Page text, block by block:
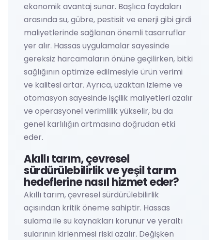
ekonomik avantaj sunar. Başlıca faydaları
arasında su, gübre, pestisit ve enerji gibi girdi
maliyetlerinde sağlanan önemli tasarruflar
yer alır. Hassas uygulamalar sayesinde
gereksiz harcamaların önüne geçilirken, bitki
sağlığının optimize edilmesiyle ürün verimi
ve kalitesi artar. Ayrıca, uzaktan izleme ve
otomasyon sayesinde işçilik maliyetleri azalır
ve operasyonel verimlilik yükselir, bu da
genel karlılığın artmasına doğrudan etki
eder.
Akıllı tarım, çevresel
sürdürülebilirlik ve yeşil tarım
hedeflerine nasıl hizmet eder?
Akıllı tarım, çevresel sürdürülebilirlik
açısından kritik öneme sahiptir. Hassas
sulama ile su kaynakları korunur ve yeraltı
sularının kirlenmesi riski azalır. Değişken